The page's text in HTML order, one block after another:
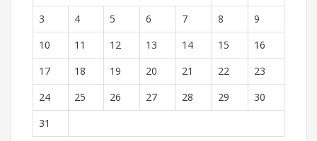
3
4 5 6 7 8
9
10
11 12 13 14 15
16
17
18 19 20 21 22
23
24
25 26 27 28 29
30
31